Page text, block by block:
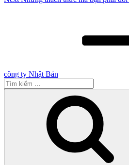
công ty Nhật Bản
Tìm
kiếm: